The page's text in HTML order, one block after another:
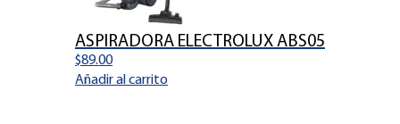
ASPIRADORA ELECTROLUX ABS05
$89.00
Añadir al carrito